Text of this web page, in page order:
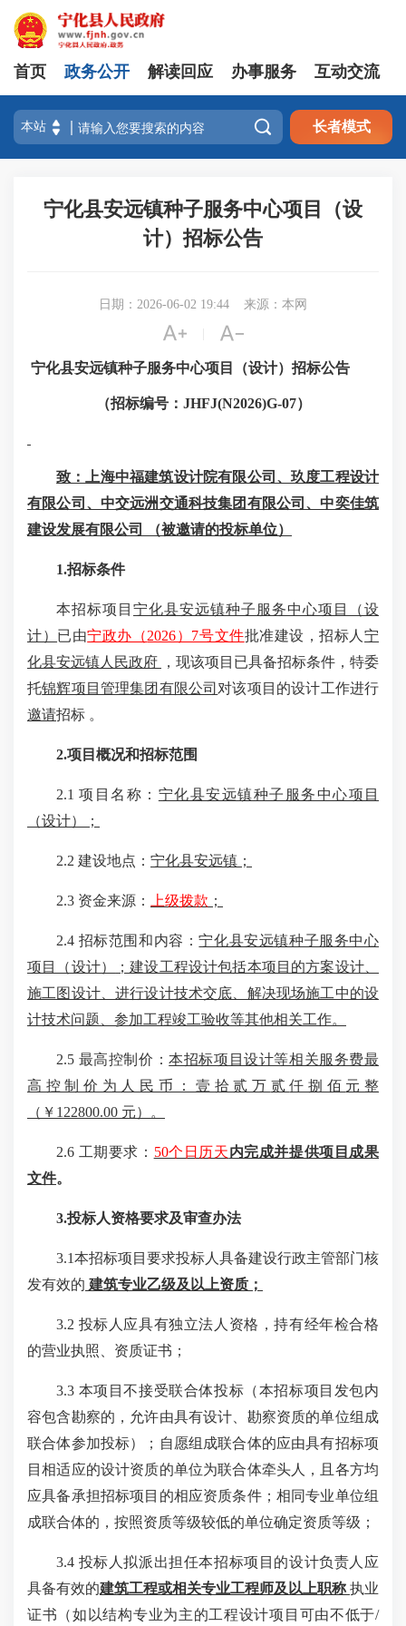
首页 政务公开 解读回应 办事服务 互动交流
 长者模式
宁化县安远镇种子服务中心项目（设
计）招标公告
日期：2026-06-02 19:44 来源：本网
 
宁化县安远镇种子服务中心项目（设计） 招标公告
（招标编号： JHFJ(N2026)G-07）
致：上海中福建筑设计院有限公司、玖度工程设计
有限公司、中交远洲交通科技集团有限公司、中奕佳筑
建设发展有限公司
（被邀请的投标单位）
1.招标条件
本招标项目 宁化县安远镇种子服务中心项目（设
计） 已由宁政办（2026）7号文件批准建设 ，招标人宁
化县安远镇人民政府
，现该项目已具备招标条件，特委
托锦辉项目管理集团有限公司 对该项目 的设计工作进行
邀请招标 。
2.项目概况和招标范围
2.1 项目名称： 宁化县安远镇种子服务中心项目
（设计）
；
2.2 建设地点： 宁化县安远镇；
2.3 资金来源： 上级拨款 ；
2.4 招标范围和内容：宁化县安远镇种子服务中心
项目（设计）
；建设工程设计包括本项目的方案设计、
施工图设计、进行设计技术交底、解决现场施工中的设
计技术问题、参加工程竣工验收等其他相关工作。
2.5 最高控制价 ：本招标项目设计等相关服务费最
高控制价为人民币：壹拾贰万 贰仟捌佰 元整
（￥ 1 22800.00 元）。
2.6 工期要求： 50个日历天内完成并提供项目成果
文件。
3.投标人资格要求及审查办法
3.1本招标项目要求投标人具备建设行政主管部门核
发有效的 建筑专业乙级及以上资质；
3.2 投标人应具有独立法人资格，持有经年检合格
的营业执照、资质证书；
3.3 本项目不接受联合体投标（本招标项目发包内
容包含勘察的，允许由具有设计、勘察资质的单位组成
联合体参加投标）；自愿组成联合体的应由具有招标项
目相适应的设计资质的单位为联合体牵头人，且各方均
应具备承担招标项目的相应资质条件；相同专业单位组
成联合体的，按照资质等级较低的单位确定资质等级；
3.4 投标人拟派出担任本招标项目的设计负责人应
具备有效的建筑工程或相关专业工程师及以上职称 执业
证书（如以结构专业为主的工程设计项目可由不低于/